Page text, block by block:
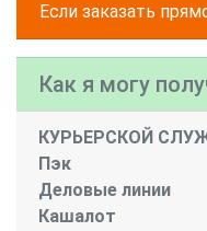
Если заказать
Как я могу
КУРЬЕРСКОЙ
Пэк
Деловые линии
Кашалот